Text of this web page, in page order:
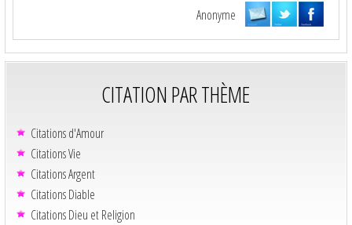
Anonyme
CITATION PAR THÈME
Citations d'Amour
Citations Vie
Citations Argent
Citations Diable
Citations Dieu et Religion